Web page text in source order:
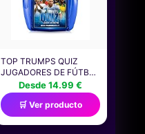
TOP TRUMPS QUIZ
JUGADORES DE FÚTBOL
- JUEGOS INFANTILES:
TRIVIA PARA 2+
JUGADORES DESDE 8
AÑOS - ¡ADIVINA
PREGUNTAS SOBRE TUS
Desde 14.99 €
🛒 Ver producto